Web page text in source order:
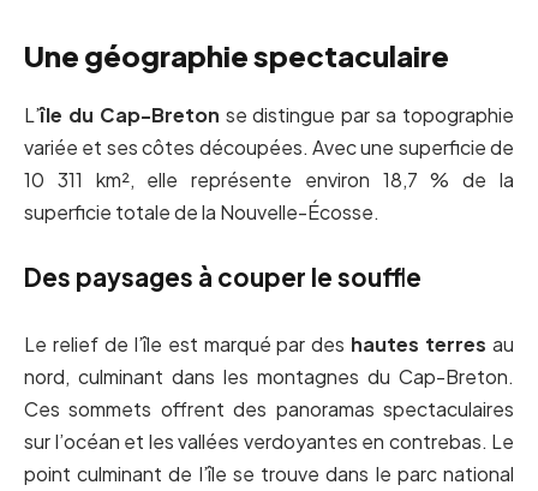
Une géographie spectaculaire
L’île du Cap-Breton se distingue par sa topographie
variée et ses côtes découpées. Avec une superficie de
10 311 km², elle représente environ 18,7 % de la
superficie totale de la Nouvelle-Écosse.
Des paysages à couper le souffle
Le relief de l’île est marqué par des hautes terres au
nord, culminant dans les montagnes du Cap-Breton.
Ces sommets offrent des panoramas spectaculaires
sur l’océan et les vallées verdoyantes en contrebas. Le
point culminant de l’île se trouve dans le parc national